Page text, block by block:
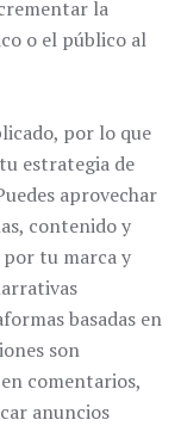
la
o el público al
por lo que
estrategia de
aprovechar
contenido y
tu marca y
basadas en
son
comentarios,
anuncios